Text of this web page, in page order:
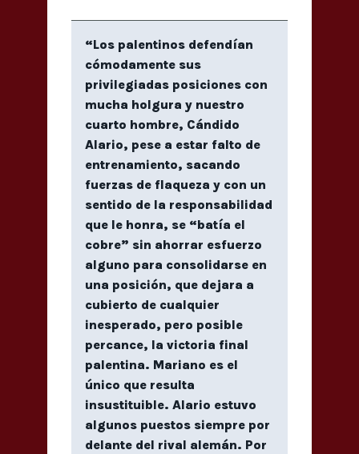
“Los palentinos defendían
cómodamente sus
privilegiadas posiciones con
mucha holgura y nuestro
cuarto hombre, Cándido
Alario, pese a estar falto de
entrenamiento, sacando
fuerzas de flaqueza y con un
sentido de la responsabilidad
que le honra, se “batía el
cobre” sin ahorrar esfuerzo
alguno para consolidarse en
una posición, que dejara a
cubierto de cualquier
inesperado, pero posible
percance, la victoria final
palentina. Mariano es el
único que resulta
insustituible. Alario estuvo
algunos puestos siempre por
delante del rival alemán. Por